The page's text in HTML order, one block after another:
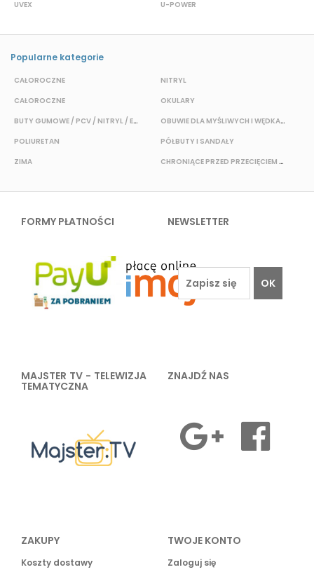
UVEX
U-POWER
Popularne kategorie
CAŁOROCZNE
CAŁOROCZNE
BUTY GUMOWE / PCV / NITRYL / EVA
POLIURETAN
ZIMA
NITRYL
OKULARY
OBUWIE DLA MYŚLIWYCH I WĘDKARZY
PÓŁBUTY I SANDAŁY
CHRONIĄCE PRZED PRZECIĘCIEM I PRZEKŁUCIEM
FORMY PŁATNOŚCI NEWSLETTER
OK
MAJSTER TV - TELEWIZJA
TEMATYCZNA
ZNAJDŹ NAS
ZAKUPY
Koszty dostawy
TWOJE KONTO
Zaloguj się